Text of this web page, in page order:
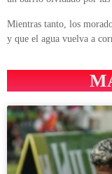
Mientras tanto, los
y que el agua vuelva a